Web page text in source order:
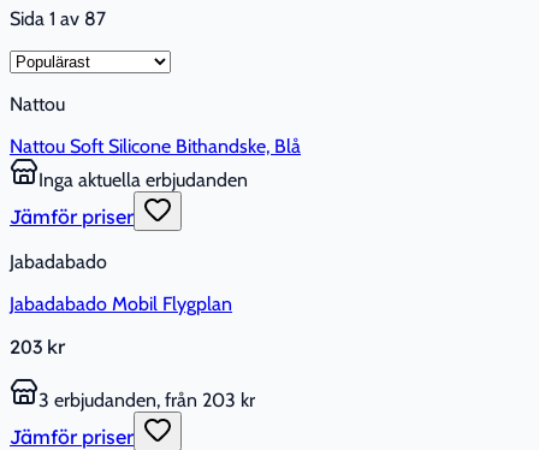
Sida 1 av 87
Nattou
Nattou Soft Silicone Bithandske, Blå
Inga aktuella erbjudanden
Jämför priser
Jabadabado
Jabadabado Mobil Flygplan
203 kr
3 erbjudanden, från 203 kr
Jämför priser